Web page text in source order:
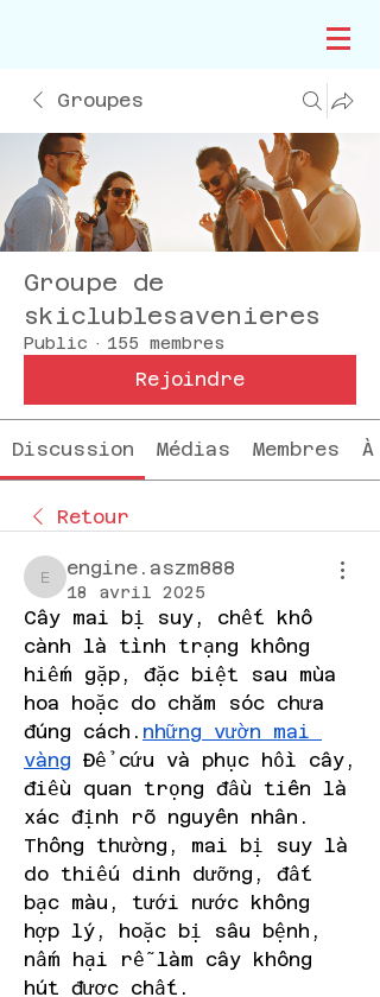
Groupes
Groupe de
skiclublesavenieres
Public · 155 membres
Rejoindre
Discussion Médias Membres
Retour
engine.aszm888
engine.aszm888
18 avril 2025
Cây mai bị suy, chết khô
cành là tình trạng không
hiếm gặp, đặc biệt sau mùa
hoa hoặc do chăm sóc chưa
đúng cách. những vườn mai
vàng Để cứu và phục hồi cây,
điều quan trọng đầu tiên là
xác định rõ nguyên nhân.
Thông thường, mai bị suy là
do thiếu dinh dưỡng, đất
bạc màu, tưới nước không
hợp lý, hoặc bị sâu bệnh,
nấm hại rễ làm cây không
hút được chất.